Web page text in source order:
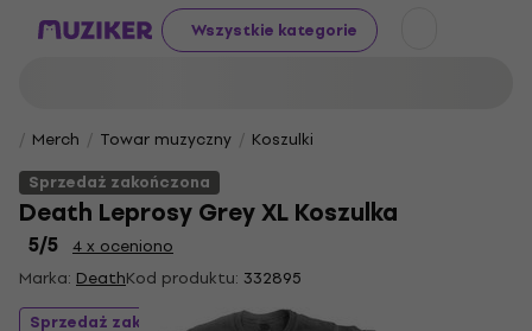
Wszystkie kategorie
Merch Towar muzyczny
Koszulki
Sprzedaż zakończona
Death Leprosy Grey XL Koszulka
5/5 4 x oceniono
Marka: DeathKod produktu: 332895
Sprzedaż zakończona